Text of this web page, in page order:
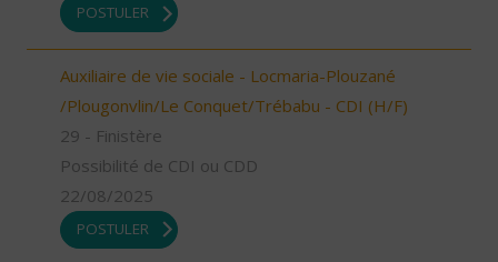
POSTULER
Auxiliaire de vie sociale - Locmaria-Plouzané
/Plougonvlin/Le Conquet/Trébabu - CDI (H/F)
29 - Finistère
Possibilité de CDI ou CDD
22/08/2025
POSTULER